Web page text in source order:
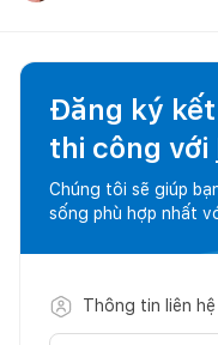
Đăng ký
thi công với
Chúng tôi sẽ giúp
sống phù hợp nhất
Thông tin liên hệ